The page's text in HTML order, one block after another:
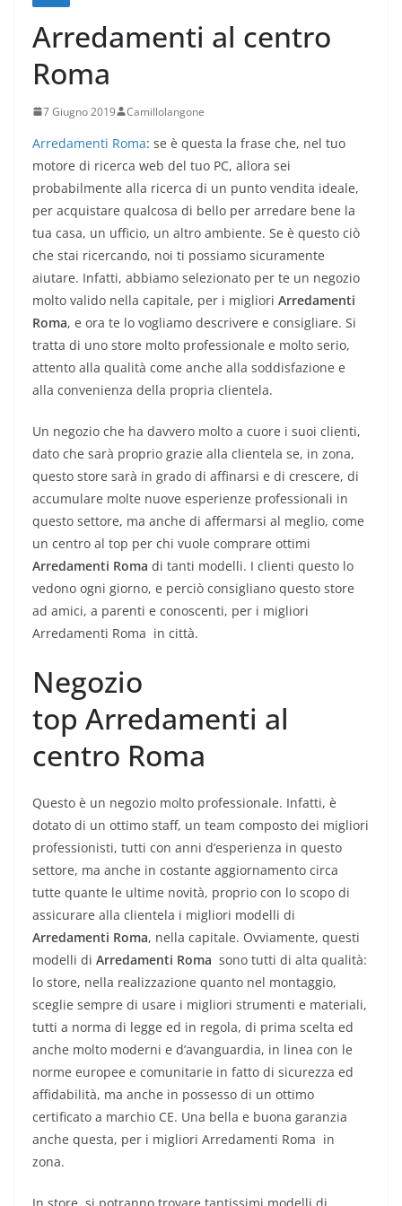
Arredamenti al centro
Roma
7 Giugno 2019 Camillolangone
Arredamenti Roma: se è questa la frase che, nel tuo
motore di ricerca web del tuo PC, allora sei
probabilmente alla ricerca di un punto vendita ideale,
per acquistare qualcosa di bello per arredare bene la
tua casa, un ufficio, un altro ambiente. Se è questo ciò
che stai ricercando, noi ti possiamo sicuramente
aiutare. Infatti, abbiamo selezionato per te un negozio
molto valido nella capitale, per i migliori Arredamenti
Roma, e ora te lo vogliamo descrivere e consigliare. Si
tratta di uno store molto professionale e molto serio,
attento alla qualità come anche alla soddisfazione e
alla convenienza della propria clientela.
Un negozio che ha davvero molto a cuore i suoi clienti,
dato che sarà proprio grazie alla clientela se, in zona,
questo store sarà in grado di affinarsi e di crescere, di
accumulare molte nuove esperienze professionali in
questo settore, ma anche di affermarsi al meglio, come
un centro al top per chi vuole comprare ottimi
Arredamenti Roma di tanti modelli. I clienti questo lo
vedono ogni giorno, e perciò consigliano questo store
ad amici, a parenti e conoscenti, per i migliori
Arredamenti Roma in città.
Negozio
top Arredamenti al
centro Roma
Questo è un negozio molto professionale. Infatti, è
dotato di un ottimo staff, un team composto dei migliori
professionisti, tutti con anni d’esperienza in questo
settore, ma anche in costante aggiornamento circa
tutte quante le ultime novità, proprio con lo scopo di
assicurare alla clientela i migliori modelli di
Arredamenti Roma, nella capitale. Ovviamente, questi
modelli di Arredamenti Roma sono tutti di alta qualità:
lo store, nella realizzazione quanto nel montaggio,
sceglie sempre di usare i migliori strumenti e materiali,
tutti a norma di legge ed in regola, di prima scelta ed
anche molto moderni e d’avanguardia, in linea con le
norme europee e comunitarie in fatto di sicurezza ed
affidabilità, ma anche in possesso di un ottimo
certificato a marchio CE. Una bella e buona garanzia
anche questa, per i migliori Arredamenti Roma in
zona.